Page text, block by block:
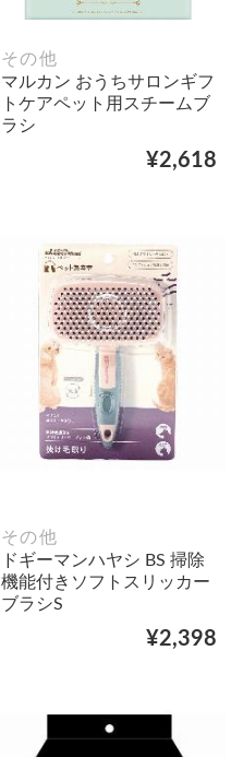
その他
マルカン おうちサロンギフ
トケアペット用スチームブ
ラシ
¥2,618
その他
ドギーマンハヤシ BS 掃除
機能付きソフトスリッカー
ブラシS
¥2,398